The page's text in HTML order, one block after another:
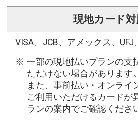
現地カード対
VISA、JCB、アメックス、UFJ
一部の現地払いプランの支
ただけない場合があります。
また、事前払い・オンライ
ご利用いただけるカードが
ランの案内でご確認くださ